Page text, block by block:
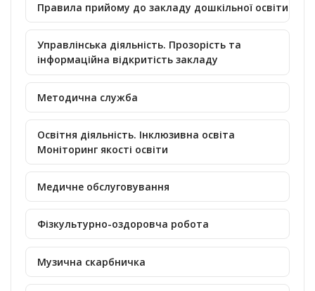
Правила прийому до закладу дошкільної освіти
Управлінська діяльність. Прозорість та
інформаційна відкритість закладу
Методична служба
Освітня діяльність. Інклюзивна освіта
Моніторинг якості освіти
Медичне обслуговування
Фізкультурно-оздоровча робота
Музична скарбничка